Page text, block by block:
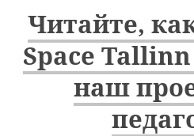
Читайте,
Space
наш